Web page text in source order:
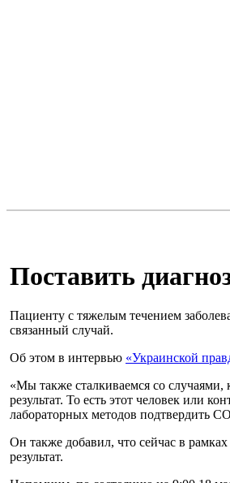
Поставить
Пациенту с тяжелым течением
связанный случай.
Об этом в интервью «Украинской
«Мы также сталкиваемся со
результат. То есть этот человек или
лабораторных методов подтвердить
Он также добавил, что сейчас в
результат.